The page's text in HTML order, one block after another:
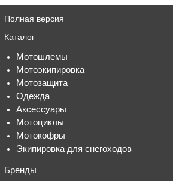
Полная версия
Каталог
Мотошлемы
Мотоэкипировка
Мотозащита
Одежда
Аксессуары
Мотоциклы
Мотокофры
Экипировка для снегоходов
Бренды